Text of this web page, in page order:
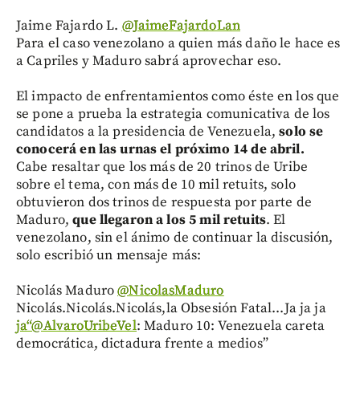
Jaime Fajardo L. ‏@JaimeFajardoLan
Para el caso venezolano a quien más daño le hace es
a Capriles y Maduro sabrá aprovechar eso.
El impacto de enfrentamientos como éste en los que
se pone a prueba la estrategia comunicativa de los
candidatos a la presidencia de Venezuela,solo se
conocerá en las urnas el próximo 14 de abril.
Cabe resaltar que los más de 20 trinos de Uribe
sobre el tema, con más de 10 mil retuits, solo
obtuvieron dos trinos de respuesta por parte de
Maduro,que llegaron a los 5 mil retuits. El
venezolano, sin el ánimo de continuar la discusión,
solo escribió un mensaje más:
Nicolás Maduro‏@NicolasMaduro
Nicolás.Nicolás.Nicolás,la Obsesión Fatal...Ja ja ja
ja“@AlvaroUribeVel: Maduro 10: Venezuela careta
democrática, dictadura frente a medios”